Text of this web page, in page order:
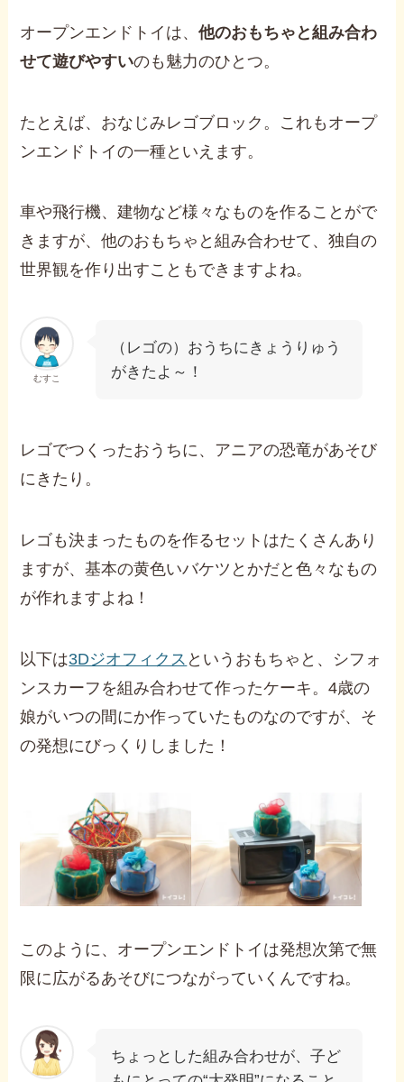
オープンエンドトイは、他のおもちゃと組み合わ
せて遊びやすいのも魅力のひとつ。
たとえば、おなじみレゴブロック。これもオープ
ンエンドトイの一種といえます。
車や飛行機、建物など様々なものを作ることがで
きますが、他のおもちゃと組み合わせて、独自の
世界観を作り出すこともできますよね。
むすこ
（レゴの）おうちにきょうりゅう
がきたよ～！
レゴでつくったおうちに、アニアの恐竜があそび
にきたり。
レゴも決まったものを作るセットはたくさんあり
ますが、基本の黄色いバケツとかだと色々なもの
が作れますよね！
以下は3Dジオフィクス というおもちゃと、シフォ
ンスカーフを組み合わせて作ったケーキ。4歳の
娘がいつの間にか作っていたものなのですが、そ
の発想にびっくりしました！
このように、オープンエンドトイは発想次第で無
限に広がるあそびにつながっていくんですね。
ちょっとした組み合わせが、子ど